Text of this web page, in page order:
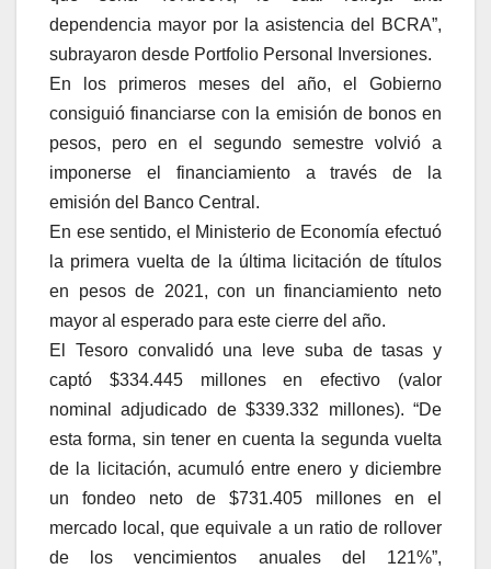
dependencia mayor por la asistencia del BCRA”,
subrayaron desde Portfolio Personal Inversiones.
En los primeros meses del año, el Gobierno
consiguió financiarse con la emisión de bonos en
pesos, pero en el segundo semestre volvió a
imponerse el financiamiento a través de la
emisión del Banco Central.
En ese sentido, el Ministerio de Economía efectuó
la primera vuelta de la última licitación de títulos
en pesos de 2021, con un financiamiento neto
mayor al esperado para este cierre del año.
El Tesoro convalidó una leve suba de tasas y
captó $334.445 millones en efectivo (valor
nominal adjudicado de $339.332 millones). “De
esta forma, sin tener en cuenta la segunda vuelta
de la licitación, acumuló entre enero y diciembre
un fondeo neto de $731.405 millones en el
mercado local, que equivale a un ratio de rollover
de los vencimientos anuales del 121%”,